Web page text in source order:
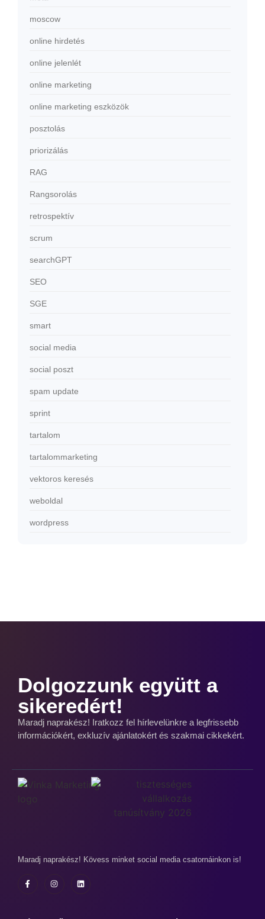
moscow
online hirdetés
online jelenlét
online marketing
online marketing eszközök
posztolás
priorizálás
RAG
Rangsorolás
retrospektív
scrum
searchGPT
SEO
SGE
smart
social media
social poszt
spam update
sprint
tartalom
tartalommarketing
vektoros keresés
weboldal
wordpress
Dolgozzunk együtt a
sikeredért!
Maradj naprakész! Iratkozz fel hírlevelünkre a legfrissebb
információkért, exkluzív ajánlatokért és szakmai cikkekért.
Maradj naprakész! Kövess minket social media csatornáinkon is!